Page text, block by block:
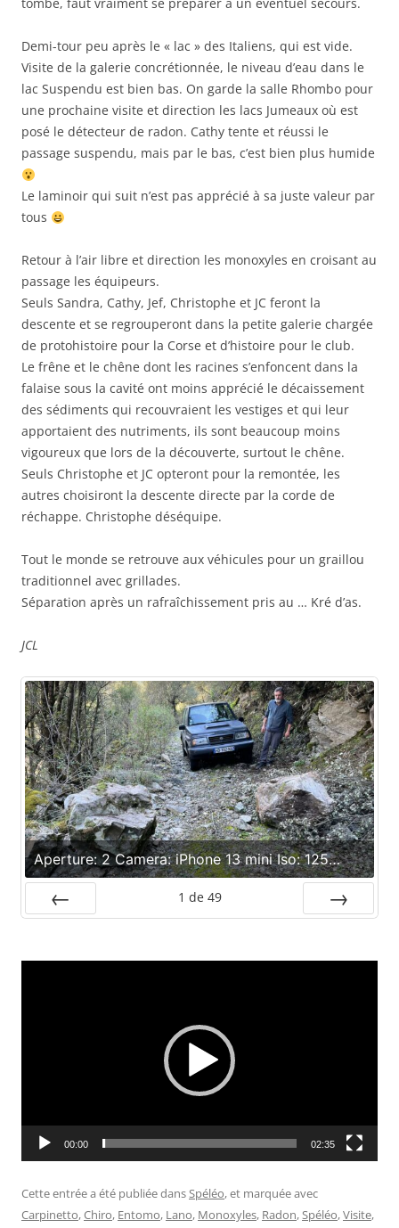
Demi-tour peu après le « lac » des Italiens, qui est vide.
Visite de la galerie concrétionnée, le niveau d’eau dans le
lac Suspendu est bien bas. On garde la salle Rhombo pour
une prochaine visite et direction les lacs Jumeaux où est
posé le détecteur de radon. Cathy tente et réussi le
passage suspendu, mais par le bas, c’est bien plus humide
Le laminoir qui suit n’est pas apprécié à sa juste valeur par
tous
Retour à l’air libre et direction les monoxyles en croisant au
passage les équipeurs.
Seuls Sandra, Cathy, Jef, Christophe et JC feront la
descente et se regrouperont dans la petite galerie chargée
de protohistoire pour la Corse et d’histoire pour le club.
Le frêne et le chêne dont les racines s’enfoncent dans la
falaise sous la cavité ont moins apprécié le décaissement
des sédiments qui recouvraient les vestiges et qui leur
apportaient des nutriments, ils sont beaucoup moins
vigoureux que lors de la découverte, surtout le chêne.
Seuls Christophe et JC opteront pour la remontée, les
autres choisiront la descente directe par la corde de
réchappe. Christophe déséquipe.
Tout le monde se retrouve aux véhicules pour un graillou
traditionnel avec grillades.
Séparation après un rafraîchissement pris au … Kré d’as.
JCL
Aperture: 2 Camera: iPhone 13 mini Iso: 125
Orientation: 1
1 de 49
00:00 02:35
Cette entrée a été publiée dansSpéléo, et marquée avec
Carpinetto,Chiro, Entomo, Lano, Monoxyles, Radon,Spéléo,Visite,